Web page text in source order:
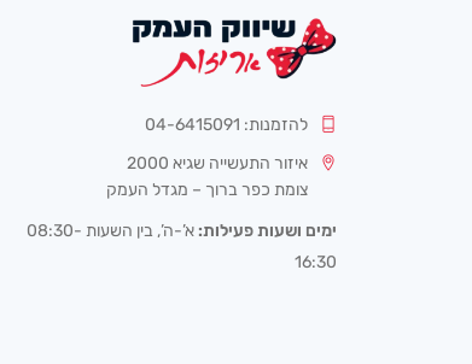
להזמנות: 04-6415091
איזור התעשייה שגיא 2000
צומת כפר ברוך – מגדל העמק
ימים ושעות פעילות:
א’-ה’, בין השעות 08:30-
16:30